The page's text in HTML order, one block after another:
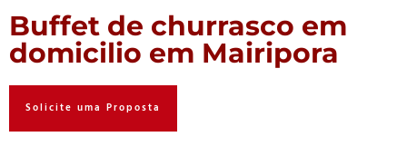
Buffet de churrasco em
domicilio em Mairipora
Solicite uma Proposta